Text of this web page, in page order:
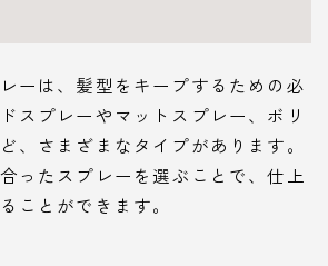
ーは、髪型をキープするための必
スプレーやマットスプレー、ボリ
、さまざまなタイプがあります。
ったスプレーを選ぶことで、仕上
ことができます。